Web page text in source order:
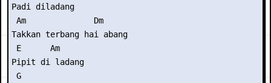
Padi diladang
Am              Dm
Takkan terbang hai abang
E      Am
Pipit di ladang
G